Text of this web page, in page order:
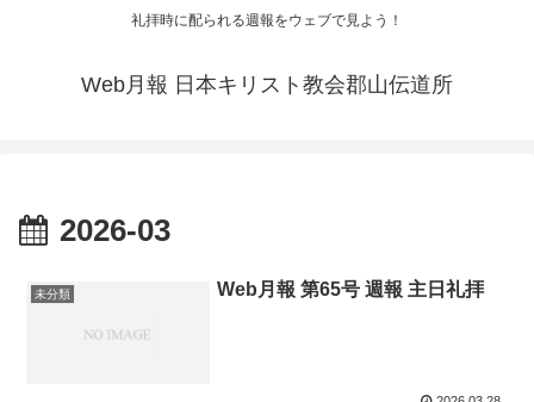
礼拝時に配られる週報をウェブで見よう！
Web月報 日本キリスト教会郡山伝道所
2026-03
未分類 Web月報 第65号 週報 主日礼拝